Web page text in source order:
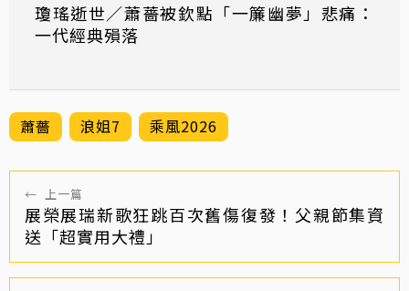
瓊瑤逝世／蕭薔被欽點「一簾幽夢」悲痛：
一代經典殞落
蕭薔 浪姐7 乘風2026
← 上一篇
展榮展瑞新歌狂跳百次舊傷復發！父親節集資
送「超實用大禮」